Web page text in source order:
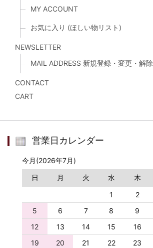
MY ACCOUNT
お気に入り (ほしい物リスト)
NEWSLETTER
MAIL ADDRESS 新規登録・変更・解除
CONTACT
CART
営業日カレンダー
今月(2026年7月)
日
月 火 水 木
1
2
5
6 7 8 9
12
13 14 15 16
19
20 21 22 23